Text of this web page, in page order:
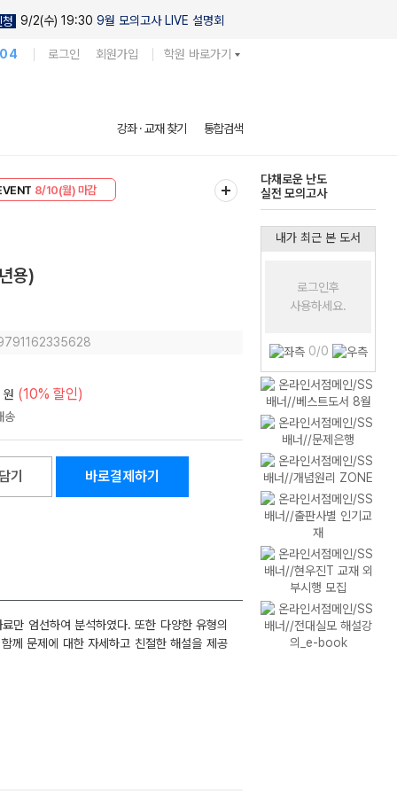
청 9/2(수) 19:30 9월 모의고사 LIVE 설명회
로그인 회원가입 학원 바로가기
강좌 · 교재 찾기 통합검색
8/10(월) 마감
다채로운 난도
실전 모의고사
용)
원 (10% 할인)
기 바로결제하기
만 엄선하여 분석하였다. 또한 다양한 유형의
께 문제에 대한 자세하고 친절한 해설을 제공
내가 최근 본 도서
로그인후
사용하세요.
0/0